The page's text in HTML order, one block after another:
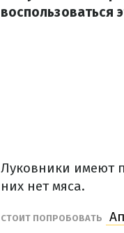
воспользоваться
Луковники имеют
них нет мяса.
СТОИТ ПОПРОБОВАТЬ